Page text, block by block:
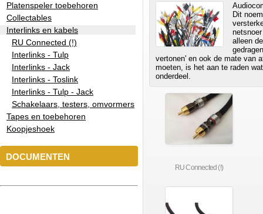
Platenspeler toebehoren
Collectables
Interlinks en kabels
RU Connected (!)
Interlinks - Tulp
Interlinks - Jack
Interlinks - Toslink
Interlinks - Tulp - Jack
Schakelaars, testers, omvormers
Tapes en toebehoren
Koopjeshoek
DOCUMENTEN
Dit
alleen
vertonen' en ook de mate van
moeten, is het aan te raden
onderdeel.
RU Connected (!)